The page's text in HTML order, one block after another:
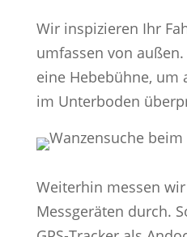
Wir inspizieren Ihr
umfassen von
eine Hebebühne, um
im Unterboden
Weiterhin messen
Messgeräten durch.